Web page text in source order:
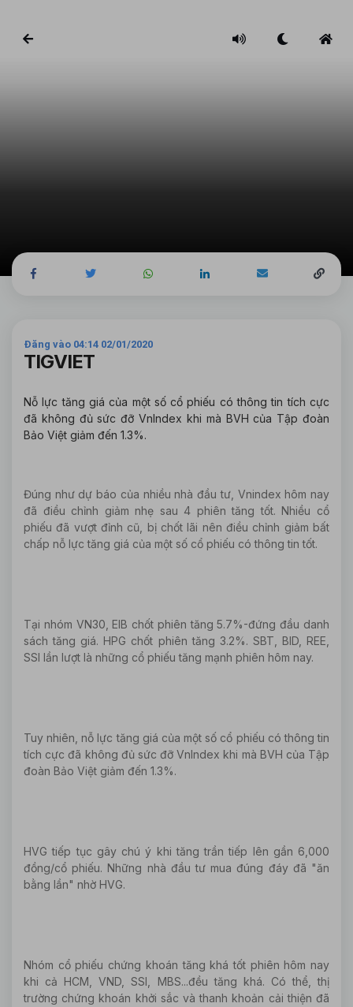
Đăng vào 04:14 02/01/2020
TIGVIET
Nỗ lực tăng giá của một số cổ phiếu có thông tin tích cực
đã không đủ sức đỡ VnIndex khi mà BVH của Tập đoàn
Bảo Việt giảm đến 1.3%.
Đúng như dự báo của nhiều nhà đầu tư, Vnindex hôm nay
đã điều chỉnh giảm nhẹ sau 4 phiên tăng tốt. Nhiều cổ
phiếu đã vượt đỉnh cũ, bị chốt lãi nên điều chỉnh giảm bất
chấp nỗ lực tăng giá của một số cổ phiếu có thông tin tốt.
Tại nhóm VN30, EIB chốt phiên tăng 5.7%-đứng đầu danh
sách tăng giá. HPG chốt phiên tăng 3.2%. SBT, BID, REE,
SSI lần lượt là những cổ phiếu tăng mạnh phiên hôm nay.
Tuy nhiên, nỗ lực tăng giá của một số cổ phiếu có thông tin
tích cực đã không đủ sức đỡ VnIndex khi mà BVH của Tập
đoàn Bảo Việt giảm đến 1.3%.
HVG tiếp tục gây chú ý khi tăng trần tiếp lên gần 6,000
đồng/cổ phiếu. Những nhà đầu tư mua đúng đáy đã "ăn
bằng lần" nhờ HVG.
Nhóm cổ phiếu chứng khoán tăng khá tốt phiên hôm nay
khi cả HCM, VND, SSI, MBS...đều tăng khá. Có thể, thị
trường chứng khoán khởi sắc và thanh khoản cải thiện đã